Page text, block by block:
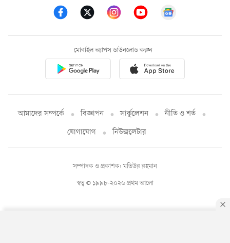
মোবাইল অ্যাপস ডাউনলোড করুন
আমাদের সম্পর্কে বিজ্ঞাপন সার্কুলেশন
নীতি ও শর্ত
যোগাযোগ
নিউজলেটার
স্বত্ব © ১৯৯৮-২০২৬ প্রথম আলো
সম্পাদক ও প্রকাশক: মতিউর রহমান